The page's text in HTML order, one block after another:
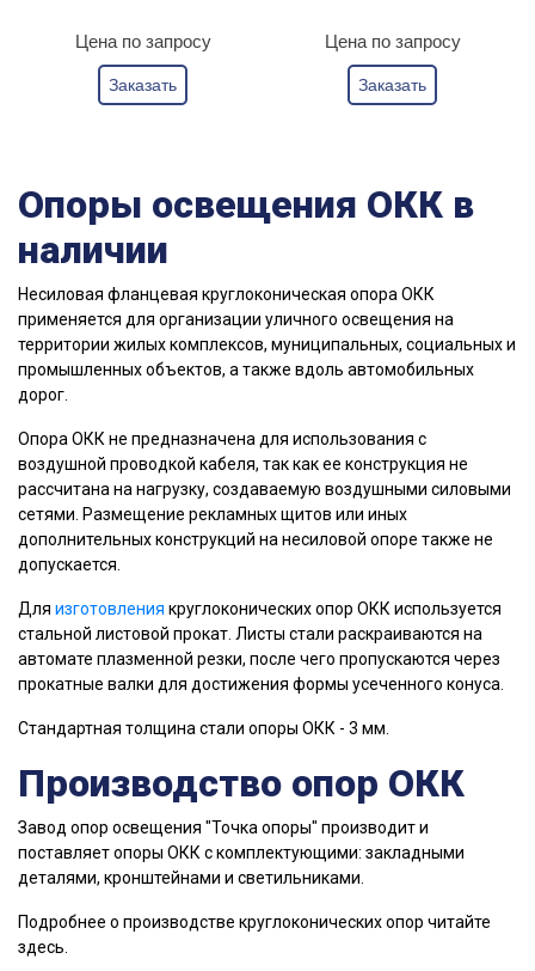
Цена по запросу
Заказать
Цена по запросу
Заказать
Опоры освещения ОКК в
наличии
Несиловая фланцевая круглоконическая опора ОКК
применяется для организации уличного освещения на
территории жилых комплексов, муниципальных, социальных и
промышленных объектов, а также вдоль автомобильных
дорог.
Опора ОКК не предназначена для использования с
воздушной проводкой кабеля, так как ее конструкция не
рассчитана на нагрузку, создаваемую воздушными силовыми
сетями. Размещение рекламных щитов или иных
дополнительных конструкций на несиловой опоре также не
допускается.
Для изготовления круглоконических опор ОКК используется
стальной листовой прокат. Листы стали раскраиваются на
автомате плазменной резки, после чего пропускаются через
прокатные валки для достижения формы усеченного конуса.
Стандартная толщина стали опоры ОКК - 3 мм.
Производство опор ОКК
Завод опор освещения "Точка опоры" производит и
поставляет опоры ОКК с комплектующими: закладными
деталями, кронштейнами и светильниками.
Подробнее о производстве круглоконических опор читайте
здесь.